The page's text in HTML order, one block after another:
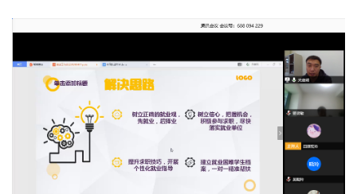
授、副院长张燕副教授、党总支书记张雪梅、教研室主
学院近期工作进行部署。他强调，第一，目前网课已经开
展2个多月，教辅联合要继续做好教学工作，强调教师授课
方式可灵活创新，增强代入感，保证教学的课堂质量和学
生的学习效率；第二，各教...